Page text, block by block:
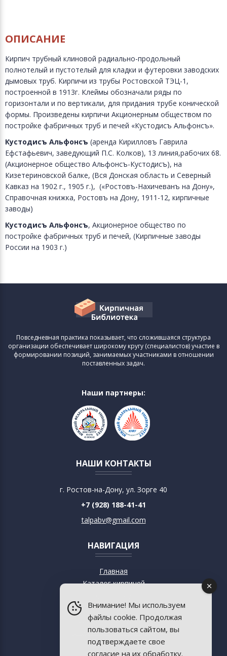
ОПИСАНИЕ
Кирпич трубный клиновой радиально-продольный
полнотелый и пустотелый для кладки и футеровки заводских
дымовых труб. Кирпичи из трубы Ростовской ТЭЦ-1,
построенной в 1913г. Клеймы обозначали ряды по
горизонтали и по вертикали, для придания трубе конической
формы. Произведены кирпичи Акционерным обществом по
постройке фабричных труб и печей «Кустодисъ Альфонсъ».
Кустодисъ Альфонсъ (аренда Кирилловъ Гаврила
Ефстафьевич, заведующий П.С. Колков), 13 линия,рабочих 68.
(Акционерное общество Альфонсъ-Кустодисъ), на
Кизетериновской балке, (Вся Донская область и Северный
Кавказ на 1902 г., 1905 г.), («Ростовъ-Нахичеванъ на Дону»,
Справочная книжка, Ростовъ на Дону, 1911-12, кирпичные
заводы)
Кустодисъ Альфонсъ, Акционерное общество по
постройке фабричных труб и печей, (Кирпичные заводы
России на 1903 г.)
Повседневная практика показывает, что сложившаяся структура
организации обеспечивает широкому кругу (специалистов) участие в
формировании позиций, занимаемых участниками в отношении
поставленных задач.
Наши партнеры:
НАШИ КОНТАКТЫ
г. Ростов-на-Дону, ул. Зорге 40
+7 (928) 188-41-41
talpabv@gmail.com
НАВИГАЦИЯ
Главная
Каталог кирпичей
О музее
Современный дизайн
Старинная архитектура
Пресса о музее
Внимание! Мы используем
файлы cookie. Продолжая
пользоваться сайтом, вы
подтверждаете свое
согласие на их обработку.